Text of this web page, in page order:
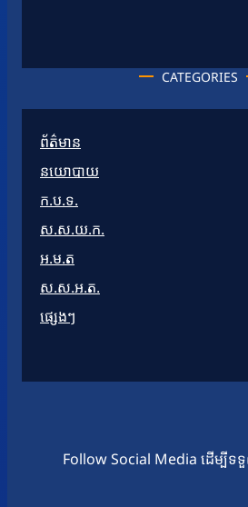
CATEGORIES
ព័ត៌មាន
នយោបាយ
ក.ប.ទ.
ស.ស.យ.ក.
អ.ម.ត
ស.ស.អ.ត.
ផ្សេងៗ
Follow Social Media ដើម្បីទ